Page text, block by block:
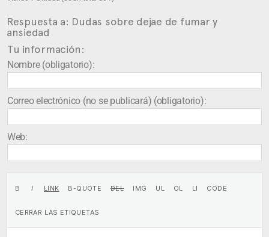
Respuesta a: Dudas sobre dejae de fumar y
ansiedad
Tu información:
Nombre (obligatorio):
Correo electrónico (no se publicará) (obligatorio):
Web: